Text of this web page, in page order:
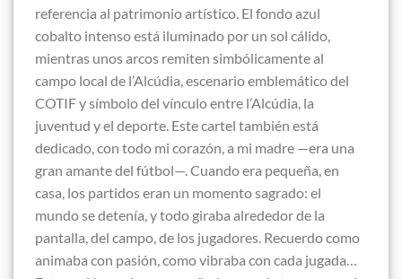
referencia al patrimonio artístico. El fondo azul
cobalto intenso está iluminado por un sol cálido,
mientras unos arcos remiten simbólicamente al
campo local de l’Alcúdia, escenario emblemático del
COTIF y símbolo del vínculo entre l’Alcúdia, la
juventud y el deporte. Este cartel también está
dedicado, con todo mi corazón, a mi madre —era una
gran amante del fútbol—. Cuando era pequeña, en
casa, los partidos eran un momento sagrado: el
mundo se detenía, y todo giraba alrededor de la
pantalla, del campo, de los jugadores. Recuerdo como
animaba con pasión, como vibraba con cada jugada…